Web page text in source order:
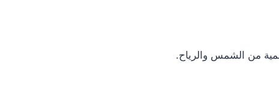
من الشمس والرياح.